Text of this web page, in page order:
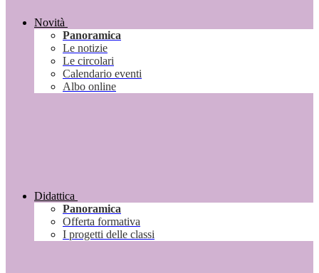
Novità
Panoramica
Le notizie
Le circolari
Calendario eventi
Albo online
Didattica
Panoramica
Offerta formativa
I progetti delle classi